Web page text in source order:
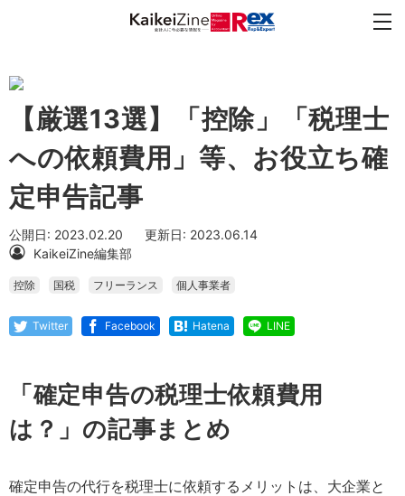
【厳選13選】「控除」「税理士
への依頼費用」等、お役立ち確
定申告記事
公開日: 2023.02.20
更新日: 2023.06.14
KaikeiZine編集部
控除 国税 フリーランス 個人事業者
Twitter Facebook Hatena LINE
「確定申告の税理士依頼費用
は？」の記事まとめ
確定申告の代行を税理士に依頼するメリットは、大企業と